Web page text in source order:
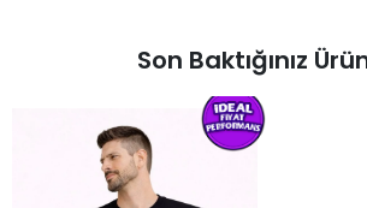
Son Baktığınız